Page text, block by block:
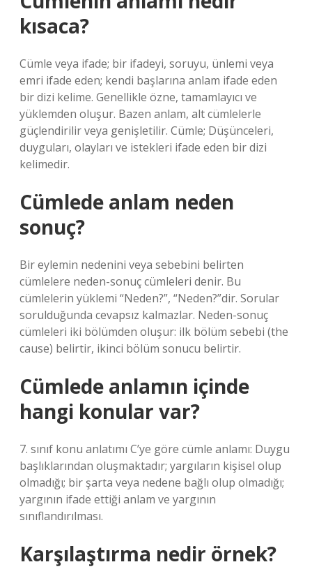
kısaca?
Cümle veya ifade; bir ifadeyi, soruyu, ünlemi veya
emri ifade eden; kendi başlarına anlam ifade eden
bir dizi kelime. Genellikle özne, tamamlayıcı ve
yüklemden oluşur. Bazen anlam, alt cümlelerle
güçlendirilir veya genişletilir. Cümle; Düşünceleri,
duyguları, olayları ve istekleri ifade eden bir dizi
kelimedir.
Cümlede anlam neden
sonuç?
Bir eylemin nedenini veya sebebini belirten
cümlelere neden-sonuç cümleleri denir. Bu
cümlelerin yüklemi “Neden?”, “Neden?”dir. Sorular
sorulduğunda cevapsız kalmazlar. Neden-sonuç
cümleleri iki bölümden oluşur: ilk bölüm sebebi (the
cause) belirtir, ikinci bölüm sonucu belirtir.
Cümlede anlamın içinde
hangi konular var?
7. sınıf konu anlatımı C’ye göre cümle anlamı: Duygu
başlıklarından oluşmaktadır; yargıların kişisel olup
olmadığı; bir şarta veya nedene bağlı olup olmadığı;
yargının ifade ettiği anlam ve yargının
sınıflandırılması.
Karşılaştırma nedir örnek?